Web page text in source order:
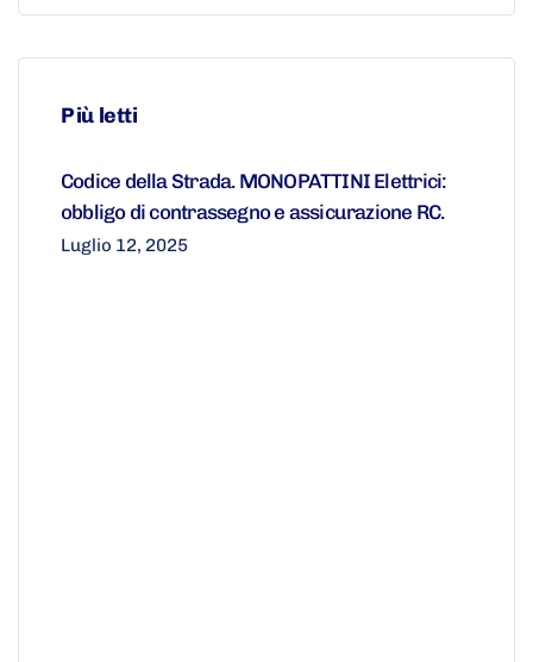
Più letti
Codice della Strada. MONOPATTINI Elettrici:
obbligo di contrassegno e assicurazione RC.
Luglio 12, 2025